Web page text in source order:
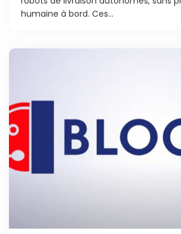
humaine à bord. Ces...